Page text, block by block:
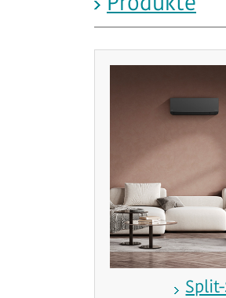
Produkte